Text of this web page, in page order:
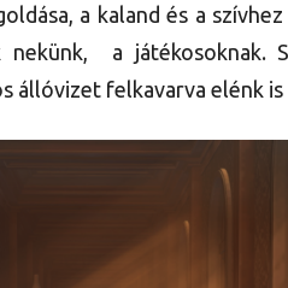
a kaland és a
nekünk, a játékosoknak.
állóvizet felkavarva elénk